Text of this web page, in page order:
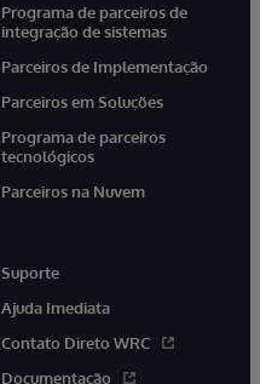
Programa de parceiros de
integração de sistemas
Parceiros de Implementação
Parceiros em Soluções
Programa de parceiros
tecnológicos
Parceiros na Nuvem
Suporte
Ajuda Imediata
Contato Direto WRC
Documentação